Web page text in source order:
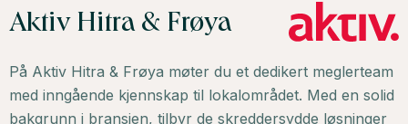
Aktiv Hitra & Frøya
På Aktiv Hitra & Frøya møter du et dedikert meglerteam
med inngående kjennskap til lokalområdet. Med en solid
bakgrunn i bransjen, tilbyr de skreddersydde løsninger